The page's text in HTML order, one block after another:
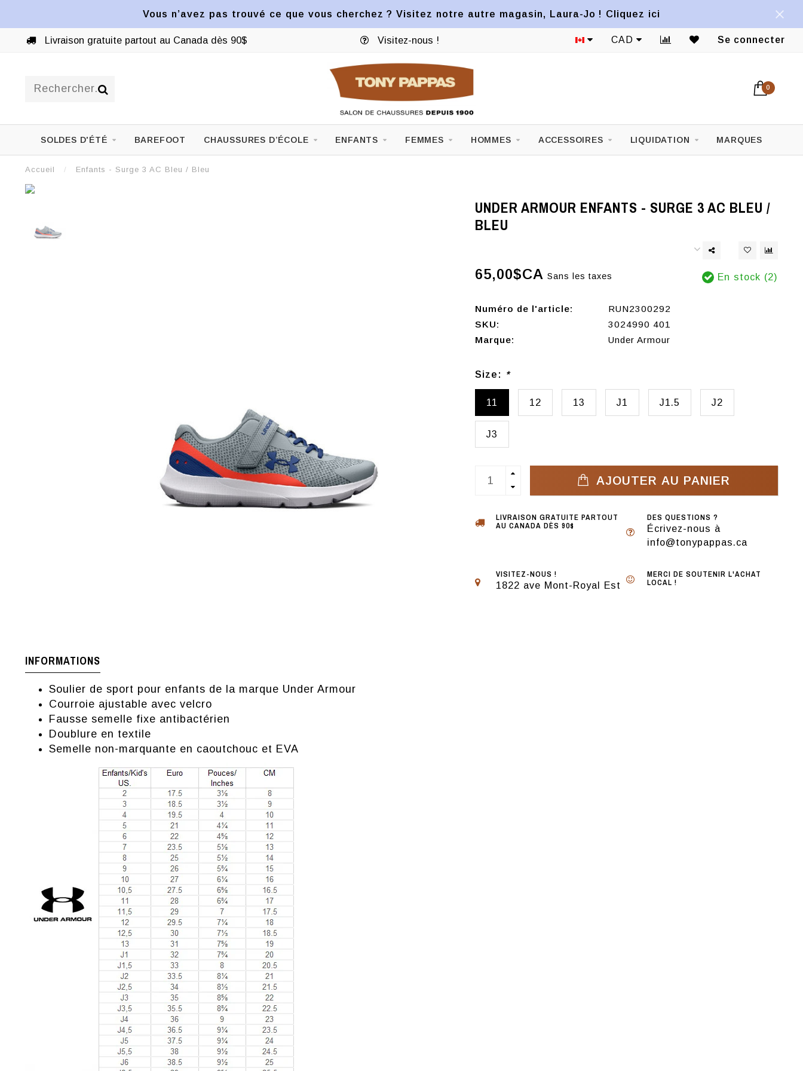
Vous n’avez pas trouvé ce que vous cherchez ? Visitez notre autre magasin, Laura-Jo ! Cliquez ici
Livraison gratuite partout au Canada dès 90$ Visitez-nous ! CAD Se connecter
0
SOLDES D'ÉTÉ BAREFOOT CHAUSSURES D’ÉCOLE ENFANTS FEMMES HOMMES ACCESSOIRES LIQUIDATION MARQUES
Accueil / Enfants - Surge 3 AC Bleu / Bleu
UNDER ARMOUR ENFANTS - SURGE 3 AC BLEU /
BLEU
65,00$CA Sans les taxes En stock (2)
Numéro de l'article:
RUN2300292
SKU:
3024990 401
Marque:
Under Armour
Size: *
11 12 13 J1 J1.5 J2
J3
AJOUTER AU PANIER
LIVRAISON GRATUITE PARTOUT
AU CANADA DÈS 90$
DES QUESTIONS ?
Écrivez-nous à
info@tonypappas.ca
VISITEZ-NOUS !
1822 ave Mont-Royal Est
MERCI DE SOUTENIR L'ACHAT
LOCAL !
INFORMATIONS
Soulier de sport pour enfants de la marque Under Armour
Courroie ajustable avec velcro
Fausse semelle fixe antibactérien
Doublure en textile
Semelle non-marquante en caoutchouc et EVA